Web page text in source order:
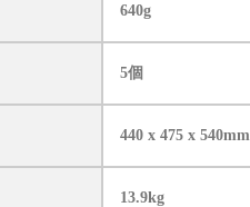
640g
5個
440 x 475 x 540mm
13.9kg